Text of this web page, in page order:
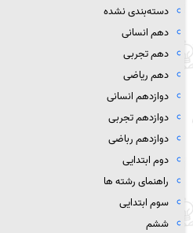
دسته‌بندی نشده
دهم انسانی
دهم تجربی
دهم ریاضی
دوازدهم انسانی
دوازدهم تجربی
دوازدهم رباضی
دوم ابتدایی
راهنمای رشته ها
سوم ابتدایی
ششم